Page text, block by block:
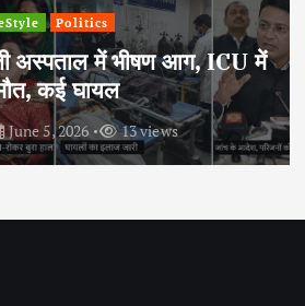
Politics
अस्पताल में भीषण आग, ICU में
कई घायल
June 5, 2026 13 views